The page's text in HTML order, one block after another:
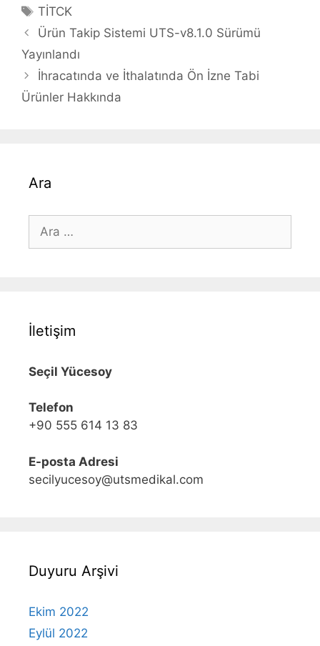
Etiketler
TİTCK
Yazı
dolaşımı
Ürün Takip Sistemi UTS-v8.1.0 Sürümü
Yayınlandı
İhracatında ve İthalatında Ön İzne Tabi
Ürünler Hakkında
Ara
ara
İletişim
Seçil Yücesoy
Telefon
+90 555 614 13 83
E-posta Adresi
secilyucesoy@utsmedikal.com
Duyuru Arşivi
Ekim 2022
Eylül 2022